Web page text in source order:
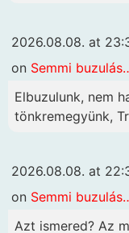
2026.08.08. at
on Semmi
Elbuzulunk, nem
tönkremegyünk,
2026.08.08. at
on Semmi
Azt ismered? Az